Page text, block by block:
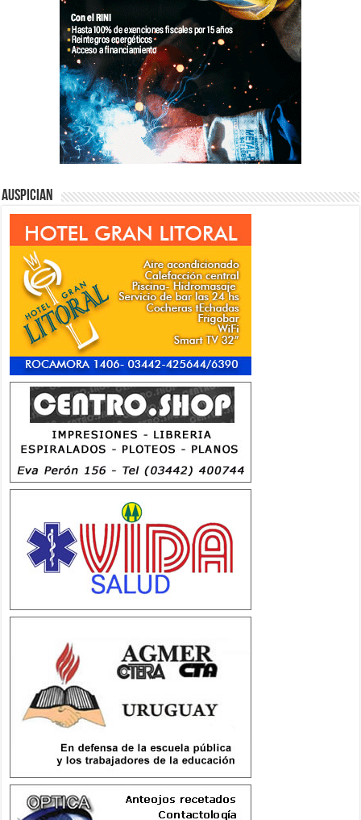
Auspician